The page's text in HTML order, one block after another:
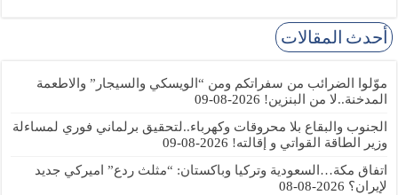
أحدث المقالات
موّلوا الضرائب من سفراتكم ومن “الويسكي والسيجار” والاطعمة
المدخنة..لا من البنزين! 2026-08-09
الجنوب والبقاع بلا محروقات وكهرباء..لتحقيق برلماني فوري لمساءلة
وزير الطاقة القواتي و إقالته! 2026-08-09
اتفاق مكة…السعودية وتركيا وباكستان: “مثلث ردع” اميركي جديد
لإيران؟ 2026-08-08